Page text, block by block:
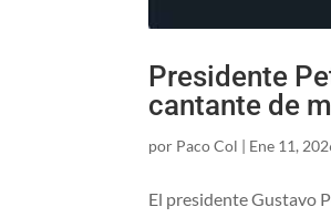
Presidente
cantante de
por Paco Col | Ene 11,
El presidente Gustavo